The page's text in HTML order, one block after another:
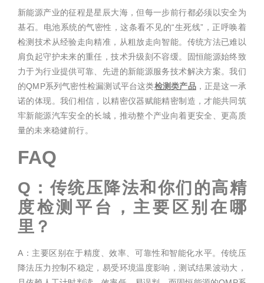
新能源产业的征程是星辰大海，但每一步前行都必须以安全为
基石。电池系统的气密性，这条看不见的“生死线”，正呼唤着
检测技术从经验走向精准，从粗放走向智能。传统方法已难以
肩负起守护未来的重任，技术升级刻不容缓。固恒能源始终致
力于为行业提供可靠、先进的新能源服务技术解决方案。我们
的QMP系列气密性检漏测试平台这类检测类产品，正是这一承
诺的体现。我们相信，以精密仪器赋能精密制造，才能共同筑
牢新能源汽车安全的长城，推动整个产业向着更安全、更高质
量的未来稳健前行。
FAQ
Q：传统压降法和你们的高精
度检测平台，主要区别在哪
里？
A：主要区别在于精度、效率、可靠性和智能化水平。传统压
降法压力控制不稳定，易受环境温度影响，测试结果波动大，